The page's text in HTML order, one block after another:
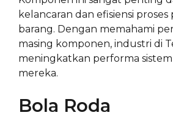
kelancaran dan efisiensi
barang. Dengan memahami
masing komponen, industri di
meningkatkan performa
mereka.
Bola Roda